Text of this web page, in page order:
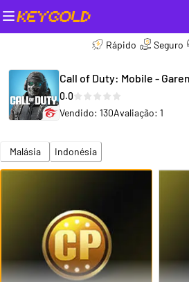
Rápido Seguro
Call of Duty: Mobile -
0.0
Vendido: 130Avaliação: 1
Malásia Indonésia